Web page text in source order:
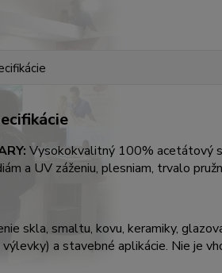
Vysokokvalitný 100% acetátový
a UV záženiu, plesniam, trvalo
skla, smaltu, kovu, keramiky,
výlevky) a stavebné aplikácie. Nie je